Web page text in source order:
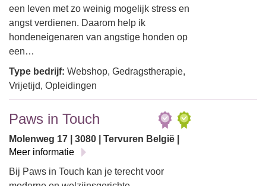
een leven met zo weinig mogelijk stress en
angst verdienen. Daarom help ik
hondeneigenaren van angstige honden op
een…
Type bedrijf: Webshop, Gedragstherapie,
Vrijetijd, Opleidingen
Paws in Touch
Molenweg 17 | 3080 | Tervuren België |
Meer informatie
Bij Paws in Touch kan je terecht voor